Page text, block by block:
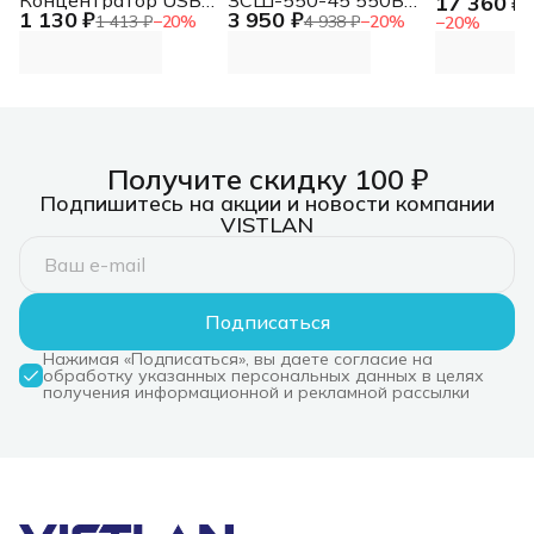
1 130 ₽1 413 ₽−20%
C, 2xUSB 3.0, 2xUSB-
3 950 ₽4 938 ₽−20%
патрон:держатель
−20%
бит 1/4"
Получите скидку 100 ₽
Подпишитесь на акции и новости компании
VISTLAN
Подписаться
Нажимая «Подписаться», вы даете согласие на
обработку указанных персональных данных в целях
получения информационной и рекламной рассылки